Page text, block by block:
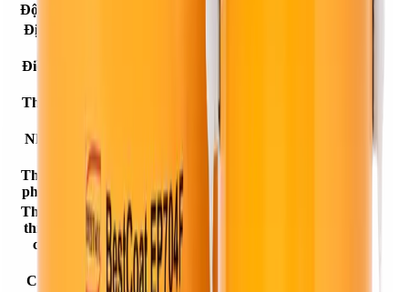
Độ bền cơ học
Định mức sử
Điều kiện lưu
Lưu trữ nơi khô ráo, thoáng mát, nhiệt độ môi
trường: +5°C ÷ +30°C
Thời gian lưu
12 tháng kể từ ngày sản xuất nếu được lưu trữ
đúng điều kiện bảo quản và chưa khui thùng.
Nhiệt độ môi
Thời gian cho
phép thi công
Thời gian chờ
thi công giữa
các lớp tối
24 giờ
Có thể đi bộ
24 giờ